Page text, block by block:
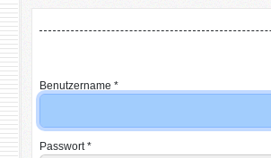
Benutzername *
Passwort*